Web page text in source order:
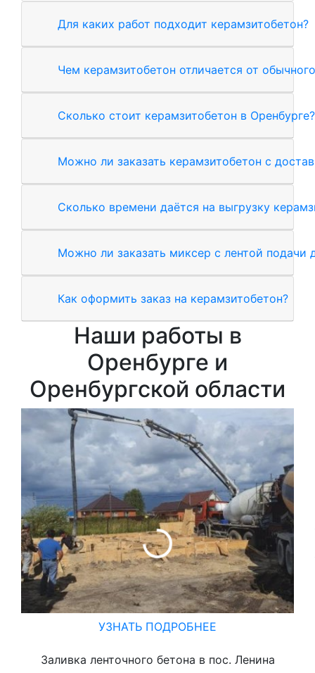
Для каких работ подходит керамзитобетон?
Чем керамзитобетон отличается от
Сколько стоит керамзитобетон в Оренбурге?
Можно ли заказать керамзитобетон с
Сколько времени даётся на выгрузку
Можно ли заказать миксер с лентой подачи
Как оформить заказ на керамзитобетон?
Наши работы в
Оренбурге и
Оренбургской области
УЗНАТЬ ПОДРОБНЕЕ
Заливка ленточного бетона в пос. Ленина